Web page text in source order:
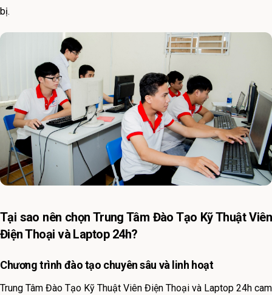
bị.
Tại sao nên chọn Trung Tâm Đào Tạo Kỹ Thuật Viên
Điện Thoại và Laptop 24h?
Chương trình đào tạo chuyên sâu và linh hoạt
Trung Tâm Đào Tạo Kỹ Thuật Viên Điện Thoại và Laptop 24h cam